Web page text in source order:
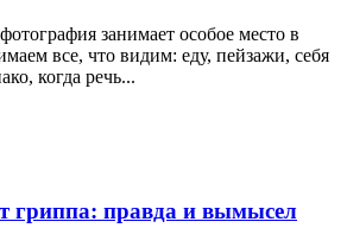
занимает особое место в
все, что видим: еду, пейзажи, себя
когда речь...
гриппа: правда и вымысел